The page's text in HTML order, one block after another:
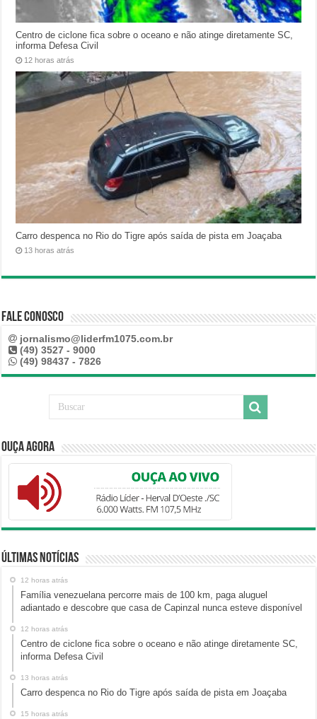
Centro de ciclone fica sobre o oceano e não atinge diretamente SC,
informa Defesa Civil
12 horas atrás
Carro despenca no Rio do Tigre após saída de pista em Joaçaba
13 horas atrás
Fale Conosco
jornalismo@liderfm1075.com.br
(49) 3527 - 9000
(49) 98437 - 7826
Ouça Agora
Últimas Notícias
12 horas atrás
Família venezuelana percorre mais de 100 km, paga aluguel
adiantado e descobre que casa de Capinzal nunca esteve disponível
12 horas atrás
Centro de ciclone fica sobre o oceano e não atinge diretamente SC,
informa Defesa Civil
13 horas atrás
Carro despenca no Rio do Tigre após saída de pista em Joaçaba
15 horas atrás